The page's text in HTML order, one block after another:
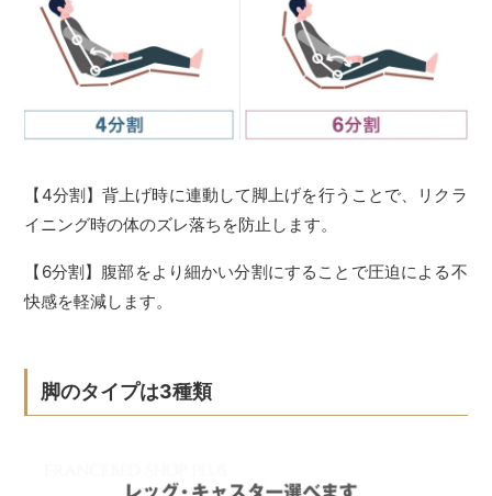
【4分割】背上げ時に連動して脚上げを行うことで、リクラ
イニング時の体のズレ落ちを防止します。
【6分割】腹部をより細かい分割にすることで圧迫による不
快感を軽減します。
脚のタイプは3種類